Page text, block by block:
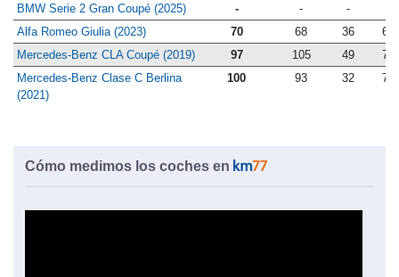
BMW Serie 2 Gran Coupé (2025) - - -
Alfa Romeo Giulia (2023)
70 68 36
68
Mercedes-Benz CLA Coupé (2019)
97 105 49
76
Mercedes-Benz Clase C Berlina
(2021)
100 93 32 70
Cómo medimos los coches en